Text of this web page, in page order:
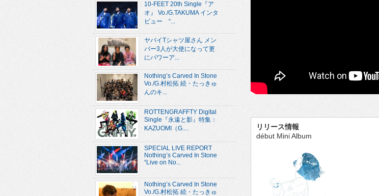
リリース情報
début Mini Album
10-FEET 20th Single『ア
オ』 Vo./G.TAKUMA インタ
ビュー “...
ヤバイTシャツ屋さん メン
バー3人が大使になって更
にパワーア...
Nothing’s Carved In Stone
Vo./G.村松拓 続・たっきゅ
んのキ...
ROTTENGRAFFTY Digital
Single『永遠と影』特集：
KAZUOMI（G....
SPECIAL LIVE REPORT
Nothing’s Carved In Stone
“Live on No...
Nothing’s Carved In Stone
Vo./G.村松拓 続・たっきゅ